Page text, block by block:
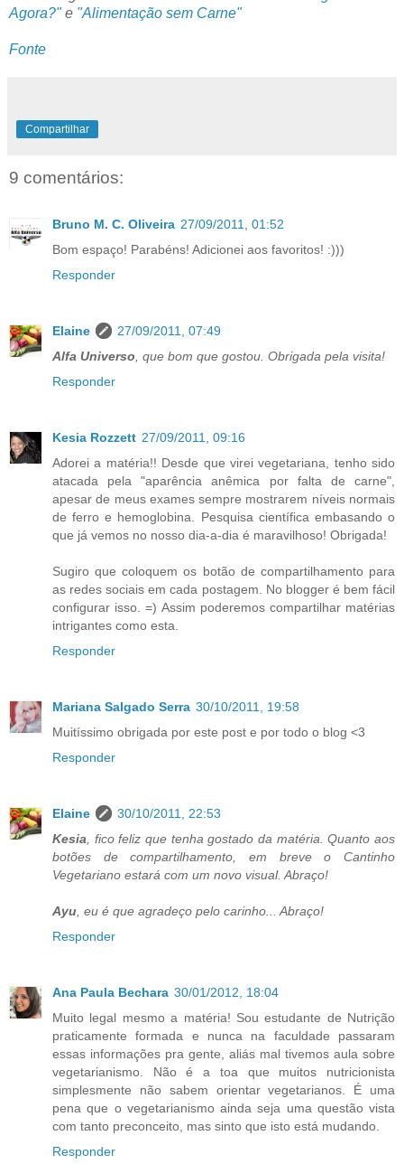
Agora?"e "Alimentação sem Carne"
Fonte
Compartilhar
9 comentários:
Bruno M. C. Oliveira 27/09/2011, 01:52
Bom espaço! Parabéns! Adicionei aos favoritos! :)))
Responder
Elaine
27/09/2011, 07:49
Alfa Universo , que bom que gostou. Obrigada pela visita!
Responder
Kesia Rozzett 27/09/2011, 09:16
Adorei a matéria!! Desde que virei vegetariana, tenho sido
atacada pela "aparência anêmica por falta de carne",
apesar de meus exames sempre mostrarem níveis normais
de ferro e hemoglobina. Pesquisa científica embasando o
que já vemos no nosso dia-a-dia é maravilhoso! Obrigada!
Sugiro que coloquem os botão de compartilhamento para
as redes sociais em cada postagem. No blogger é bem fácil
configurar isso. =) Assim poderemos compartilhar matérias
intrigantes como esta.
Responder
Mariana Salgado Serra 30/10/2011, 19:58
Muitíssimo obrigada por este post e por todo o blog <3
Responder
Elaine
30/10/2011, 22:53
Kesia , fico feliz que tenha gostado da matéria. Quanto aos
botões de compartilhamento, em breve o Cantinho
Vegetariano estará com um novo visual. Abraço!
Ayu , eu é que agradeço pelo carinho... Abraço!
Responder
Ana Paula Bechara 30/01/2012, 18:04
Muito legal mesmo a matéria! Sou estudante de Nutrição
praticamente formada e nunca na faculdade passaram
essas informações pra gente, aliás mal tivemos aula sobre
vegetarianismo. Não é a toa que muitos nutricionista
simplesmente não sabem orientar vegetarianos. É uma
pena que o vegetarianismo ainda seja uma questão vista
com tanto preconceito, mas sinto que isto está mudando.
Responder